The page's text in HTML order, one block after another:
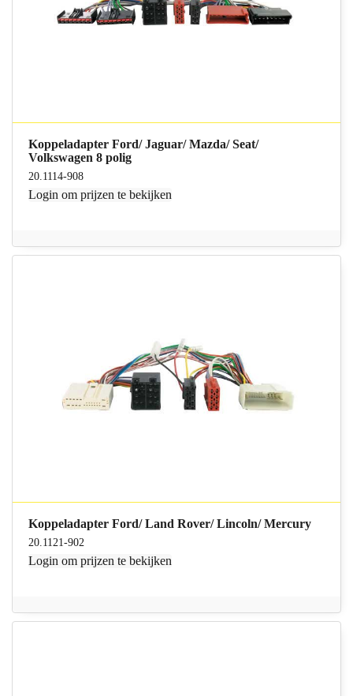
Koppeladapter Ford/ Jaguar/ Mazda/ Seat/
Volkswagen 8 polig
20.1114-908
Login om prijzen te bekijken
Koppeladapter Ford/ Land Rover/ Lincoln/ Mercury
20.1121-902
Login om prijzen te bekijken